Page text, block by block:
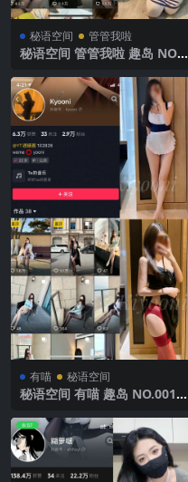
秘语空间 管管我啦
秘语空间 管管我啦 趣岛 NO.0
整版
有喵 秘语空间
秘语空间 有喵 趣岛 NO.001期